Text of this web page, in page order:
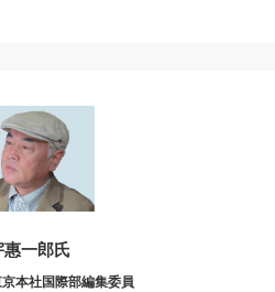
惠一郎氏
本社国際部編集委員